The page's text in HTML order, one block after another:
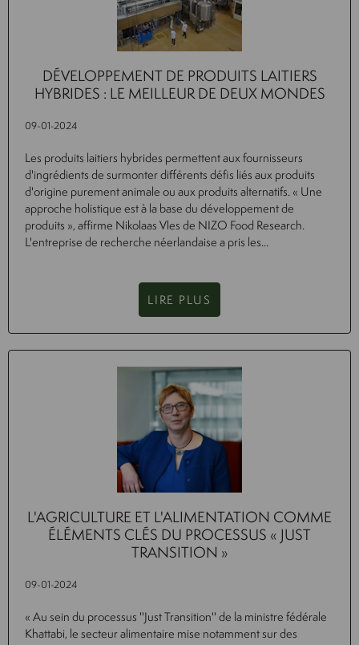
DÉVELOPPEMENT DE PRODUITS LAITIERS
HYBRIDES : LE MEILLEUR DE DEUX MONDES
09-01-2024
Les produits laitiers hybrides permettent aux fournisseurs
d'ingrédients de surmonter différents défis liés aux produits
d'origine purement animale ou aux produits alternatifs. « Une
approche holistique est à la base du développement de
produits », affirme Nikolaas Vles de NIZO Food Research.
L'entreprise de recherche néerlandaise a pris les...
LIRE PLUS
L'AGRICULTURE ET L'ALIMENTATION COMME
ÉLÉMENTS CLÉS DU PROCESSUS « JUST
TRANSITION »
09-01-2024
« Au sein du processus ''Just Transition'' de la ministre fédérale
Khattabi, le secteur alimentaire mise notamment sur des